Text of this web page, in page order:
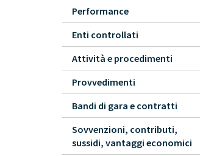
Performance
Enti controllati
Attività e procedimenti
Provvedimenti
Bandi di gara e contratti
Sovvenzioni, contributi,
sussidi, vantaggi economici